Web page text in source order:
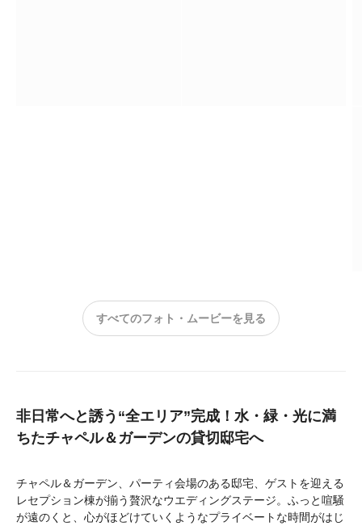
すべてのフォト・ムービーを見る
非日常へと誘う“全エリア”完成！水・緑・光に満
ちたチャペル＆ガーデンの貸切邸宅へ
チャペル＆ガーデン、パーティ会場のある邸宅、ゲストを迎える
レセプション棟が揃う贅沢なウエディングステージ。ふっと喧騒
が遠のくと、心がほどけていくようなプライベートな時間がはじ